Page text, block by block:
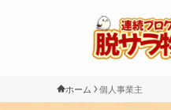
ホーム 個人事業主